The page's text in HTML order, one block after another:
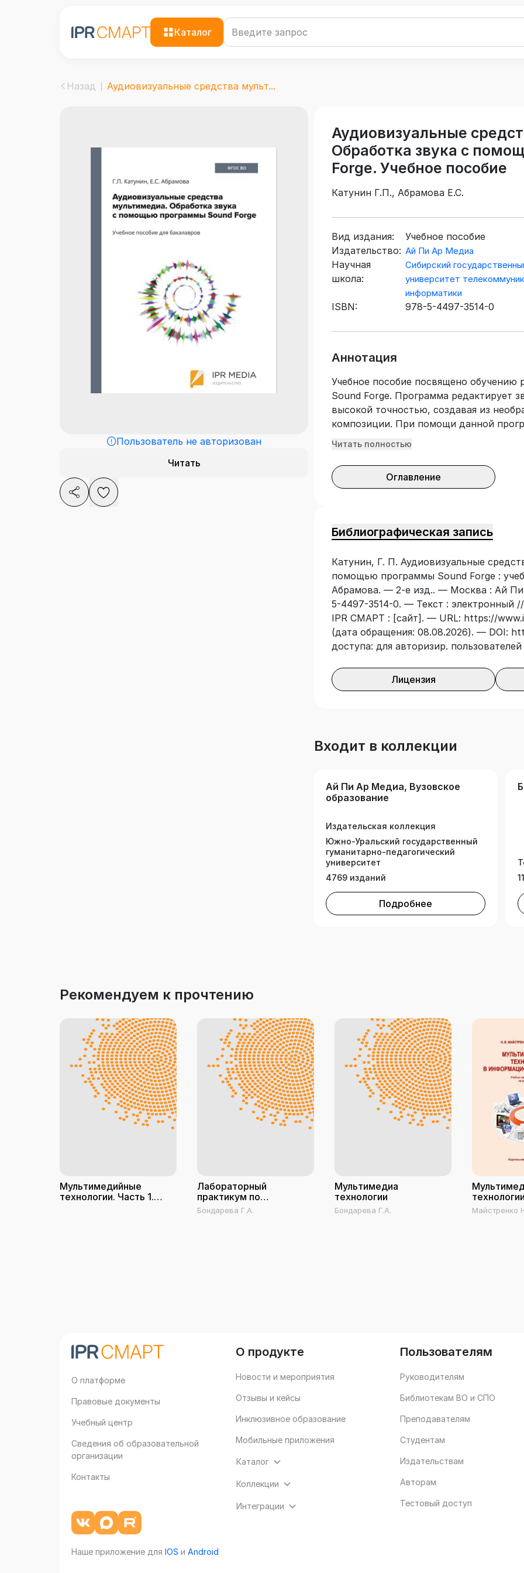
Каталог
Назад Аудиовизуальные средства мульт...
Пользователь не авторизован
Читать
Аудиовизуальные
Обработка звука с
Forge. Учебное пособие
Катунин Г.П., Абрамова Е.С.
Вид издания:
Учебное пособие
Издательство: Ай Пи Ар Медиа
Научная
школа:
Сибирский
университет
информатики
ISBN: 978-5-4497-3514-0
Аннотация
Учебное пособие посвящено обучению
Sound Forge. Программа редактирует
высокой точностью, создавая из
композиции. При помощи данной
обрабатывать звук, накладывать
перегонять файлы в различные
производить цифровой ремастеринг и
опций, входящих в программный
пособие подготовлено в
государственного образовательного
Предназначено для студентов,
направлений подготовки и
техника» и «Электроника,
дисциплин «Основы мультимедийных
средства мультимедиа».
Читать полностью
Оглавление
Библиографическая запись
Катунин, Г. П. Аудиовизуальные
помощью программы Sound Forge :
Абрамова. — 2-е изд.. — Москва : Ай
5-4497-3514-0. — Текст : электронный
IPR СМАРТ : [сайт]. — URL: https://
(дата обращения: 08.08.2026). — DOI:
доступа: для авторизир. пользователей
Лицензия
Входит в коллекции
Ай Пи Ар Медиа, Вузовское
образование
Издательская коллекция
Южно-Уральский государственный
гуманитарно-педагогический
университет
4769 изданий
Подробнее
Рекомендуем к прочтению
Мультимедийные
технологии. Часть 1.
Лабораторный
практикум по
дисциплине
«Мультимедиа
Бондарева Г.А.
Мультимедиа
технологии
Бондарева Г.А.
системах
Майстренко
О платформе
Правовые документы
Учебный центр
Сведения об образовательной
организации
Контакты
Наше приложение для IOS и Android
О продукте
Новости и мероприятия
Отзывы и кейсы
Инклюзивное образование
Мобильные приложения
Каталог
Коллекции
Интеграции
Пользователям
Руководителям
Библиотекам ВО и СПО
Преподавателям
Студентам
Издательствам
Авторам
Тестовый доступ